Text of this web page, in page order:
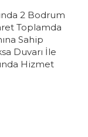
2 Bodrum
Toplamda
Sahip
Duvarı İle
Hizmet